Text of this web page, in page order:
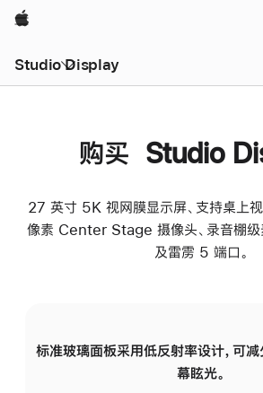
Apple
Studio Display
购买 Studio
27 英寸 5K 视网膜显示屏、支持桌上
像素 Center Stage 摄像头、录音棚级
及雷雳 5 端口。
标准玻璃面板采用低反射率设计，可
幕眩光。